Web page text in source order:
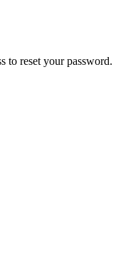
to reset your password.